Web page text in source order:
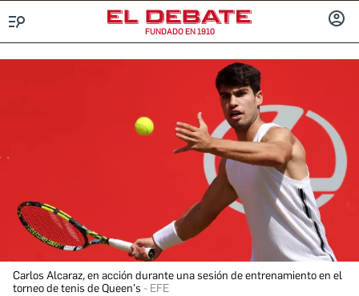
FUNDADO EN 1910
Carlos Alcaraz, en acción durante una sesión de entrenamiento en el
torneo de tenis de Queen's
EFE